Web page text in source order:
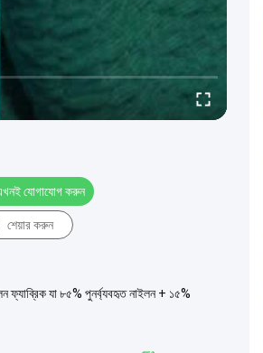
যোগাযোগ করুন
শেয়ার করুন
যা ৮৫% পুনর্ব্যবহৃত নাইলন + ১৫%